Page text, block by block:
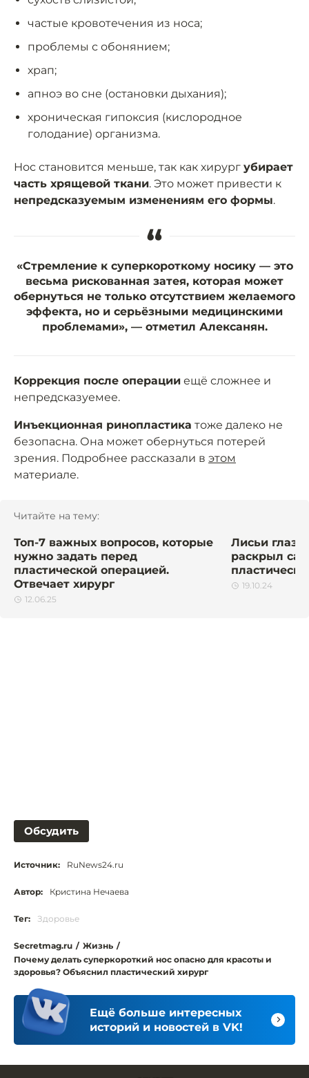
частые кровотечения из носа;
проблемы с обонянием;
храп;
апноэ во сне (остановки дыхания);
хроническая гипоксия (кислородное
голодание) организма.
Нос становится меньше, так как хирург убирает
часть хрящевой ткани. Это может привести к
непредсказуемым изменениям его формы.
“
«Стремление к суперкороткому носику — это
весьма рискованная затея, которая может
обернуться не только отсутствием желаемого
эффекта, но и серьёзными медицинскими
проблемами», — отметил Алексанян.
Коррекция после операции ещё сложнее и
непредсказуемее.
Инъекционная ринопластика тоже далеко не
безопасна. Она может обернуться потерей
зрения. Подробнее рассказали в этом
материале.
Читайте на тему:
Топ-7 важных вопросов, которые
нужно задать перед
пластической операцией.
Отвечает хирург
12.06.25
Лисьи
раскрыл
19.10.24
Обсудить
Источник: RuNews24.ru
Автор: Кристина Нечаева
Тег: Здоровье
Secretmag.ru / Жизнь /
Почему делать суперкороткий нос опасно для красоты и
здоровья? Объяснил пластический хирург
Ещё больше интересных
историй и новостей в VK!